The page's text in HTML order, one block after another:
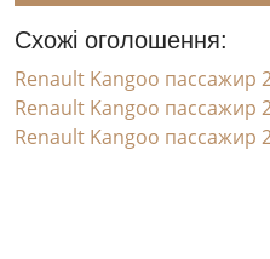
Схожі оголошення:
Renault Kangoo пассажир
Renault Kangoo пассажир
Renault Kangoo пассажир